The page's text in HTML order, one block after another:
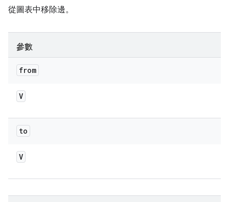
從圖表中移除邊。
參數
from
V
to
V